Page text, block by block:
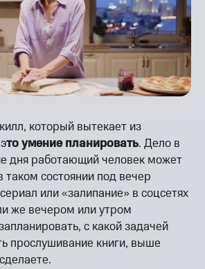
который вытекает из
то умение планировать. Дело в
дня работающий человек может
таком состоянии под вечер
или «залипание» в соцсетях
же вечером или утром
с какой задачей
прослушивание книги, выше